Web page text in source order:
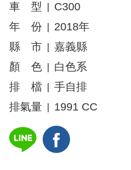
車 型
C300
年 份
2018年
縣 市
嘉義縣
顏 色
白色系
排 檔
手自排
排氣量
1991 CC